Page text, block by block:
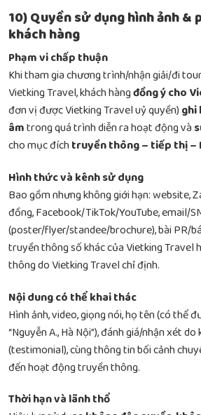
10) Quyền sử dụng hình ảnh &
khách hàng
Phạm vi chấp thuận
Khi tham gia chương trình/nhận giải/đi
Vietking Travel, khách hàngđồng ý cho
đơn vị được Vietking Travel uỷ quyền) ghi
âmtrong quá trình diễn ra hoạt động và
cho mục đíchtruyền thông – tiếp thị –
Hình thức và kênh sử dụng
Bao gồm nhưng không giới hạn: website,
đồng, Facebook/TikTok/YouTube, email/
(poster/flyer/standee/brochure), bài PR/
truyền thông số khác của Vietking Travel
thông do Vietking Travel chỉ định.
Nội dung có thể khai thác
Hình ảnh, video, giọng nói, họ tên (có thể
“Nguyễn A., Hà Nội”), đánh giá/nhận xét
(testimonial), cùng thông tin bối cảnh
đến hoạt động truyền thông.
Thời hạn và lãnh thổ